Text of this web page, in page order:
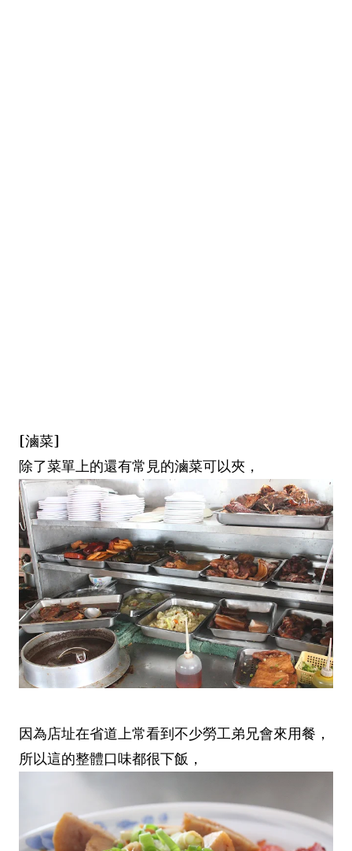
[滷菜]
除了菜單上的還有常見的滷菜可以夾，
因為店址在省道上常看到不少勞工弟兄會來用餐，
所以這的整體口味都很下飯，